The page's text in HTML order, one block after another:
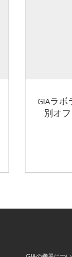
GIAラ
別オ